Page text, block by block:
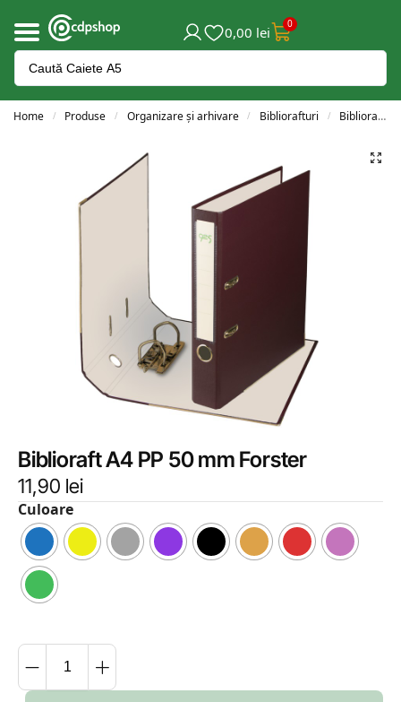
0,00 lei 0
Home / Produse / Organizare și arhivare / Bibliorafturi / Bibliorafturi A4
Biblioraft A4 PP 50 mm Forster
11,90 lei
Culoare